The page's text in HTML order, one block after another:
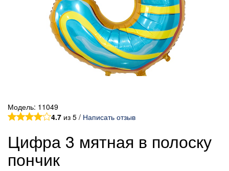
Модель: 11049
4.7 из 5 / Написать отзыв
Цифра 3 мятная в полоску
пончик